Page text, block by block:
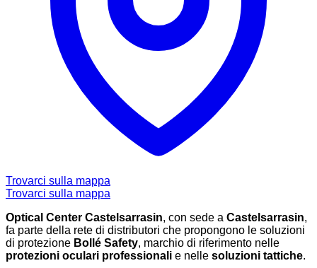
Trovarci sulla mappa
Trovarci sulla mappa
Optical Center Castelsarrasin, con sede a Castelsarrasin,
fa parte della rete di distributori che propongono le soluzioni
di protezione Bollé Safety, marchio di riferimento nelle
protezioni oculari professionali e nelle soluzioni tattiche.